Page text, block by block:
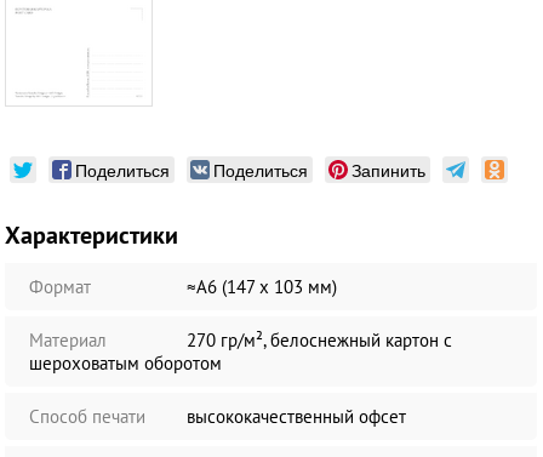
Поделиться Поделиться Запинить
Характеристики
Формат ≈А6 (147 х 103 мм)
Материал
270 гр/м², белоснежный картон с
шероховатым оборотом
Способ печати высококачественный офсет